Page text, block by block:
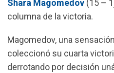
e
b
o
k
t
s
p
p
e
g
a
m
i
Shara Magomedov (15 –
columna de la victoria.
Magomedov, una
coleccionó su cuarta
derrotando por decisión